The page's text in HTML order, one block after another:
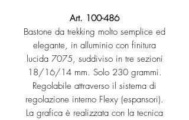
Art. 100-486
Bastone da trekking molto semplice ed
elegante, in alluminio con finitura
lucida 7075, suddiviso in tre sezioni
18/16/14 mm. Solo 230 grammi.
Regolabile attraverso il sistema di
regolazione interno Flexy (espansori).
La grafica è realizzata con la tecnica